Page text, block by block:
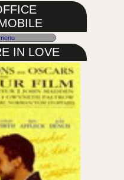
IN LOVE